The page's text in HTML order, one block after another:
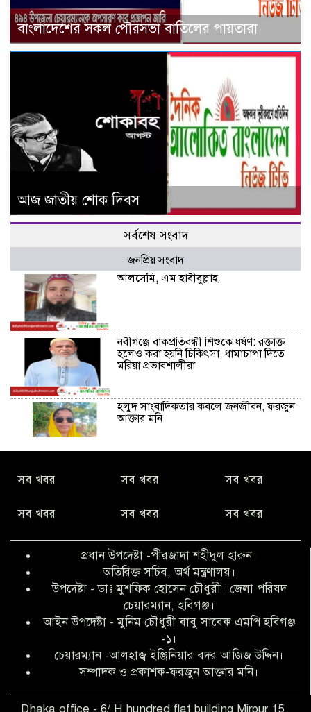
বাংলাদেশের সকল পৌরসভা বাতিলের পায়তারা
আজ জাতীয় শোক দিবস
সর্বশেষ সংবাদ
জনপ্রিয় সংবাদ
আলসেমি, এম হাবীবুল্লাহ
নবীগঞ্জে বাকপ্রতিবন্ধী শিশুকে ধর্ষণ: রক্তাক্ত
হলেও করা হয়নি চিকিৎসা, ধামাচাপা দিতে
মরিয়া প্রভাবশালীরা
হলুদ সাংবাদিকতার কবলে জনজীবন, ফরজুন
আক্তার মনি
কিবরিয়া
বৃত্তি পরীক্ষার সুযোগ করে দিলেন প্রধান শিক্ষক
ফারুক মাস্টার
আব্দুল হক তালুকদার ফাউন্ডেশন মানবতার
শিকড় ছুঁই ছুঁই,ফরজুন আক্তার মনি
সিলেট রেঞ্জের শ্রেষ্ঠ ওসি নির্বাচিত হলেন
নবীগঞ্জ থানার ওসি মোনায়েম
সব খবর সব খবর সব খবর
সব খবর সব খবর সব খবর
প্রধান উপদেষ্টা -পীরজাদা শহীদুল হারুন।
অতিরিক্ত সচিব, অর্থ মন্ত্রণালয়।
উপদেষ্টা - ডাঃ মুশফিক হোসেন চৌধুরী। জেলা পরিষদ
চেয়ারম্যান, হবিগঞ্জ।
আইন উপদেষ্টা - মুনিম চৌধুরী বাবু সাবেক এমপি হবিগঞ্জ
-১।
চেয়ারম্যান -আলহাজ্ব ইঞ্জিনিয়ার বদর আজিজ উদ্দিন।
সম্পাদক ও প্রকাশক-ফরজুন আক্তার মনি।
Dhaka office - 6/ H hundred flat building Mirpur 15